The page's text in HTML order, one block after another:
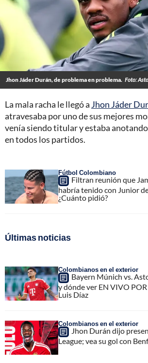
Jhon Jáder Durán, de problema en problema. Foto:
La mala racha le llegó a Jhon Jáder
atravesaba por uno de sus mejores
venía siendo titular y estaba
en todos los partidos.
Fútbol Colombiano
Filtran reunión que
habría tenido con Junior
¿Cuánto pidió?
Últimas noticias
Colombianos en el exterior
Bayern Múnich vs.
y dónde ver EN VIVO
Luis Díaz
Colombianos en el exterior
Jhon Durán dijo
League; vea su gol con